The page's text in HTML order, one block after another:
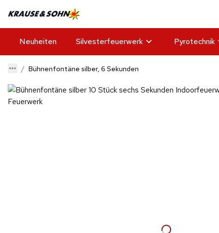
Neuheiten Silvesterfeuerwerk Pyrotechnik
Bühnenfontäne silber, 6 Sekunden